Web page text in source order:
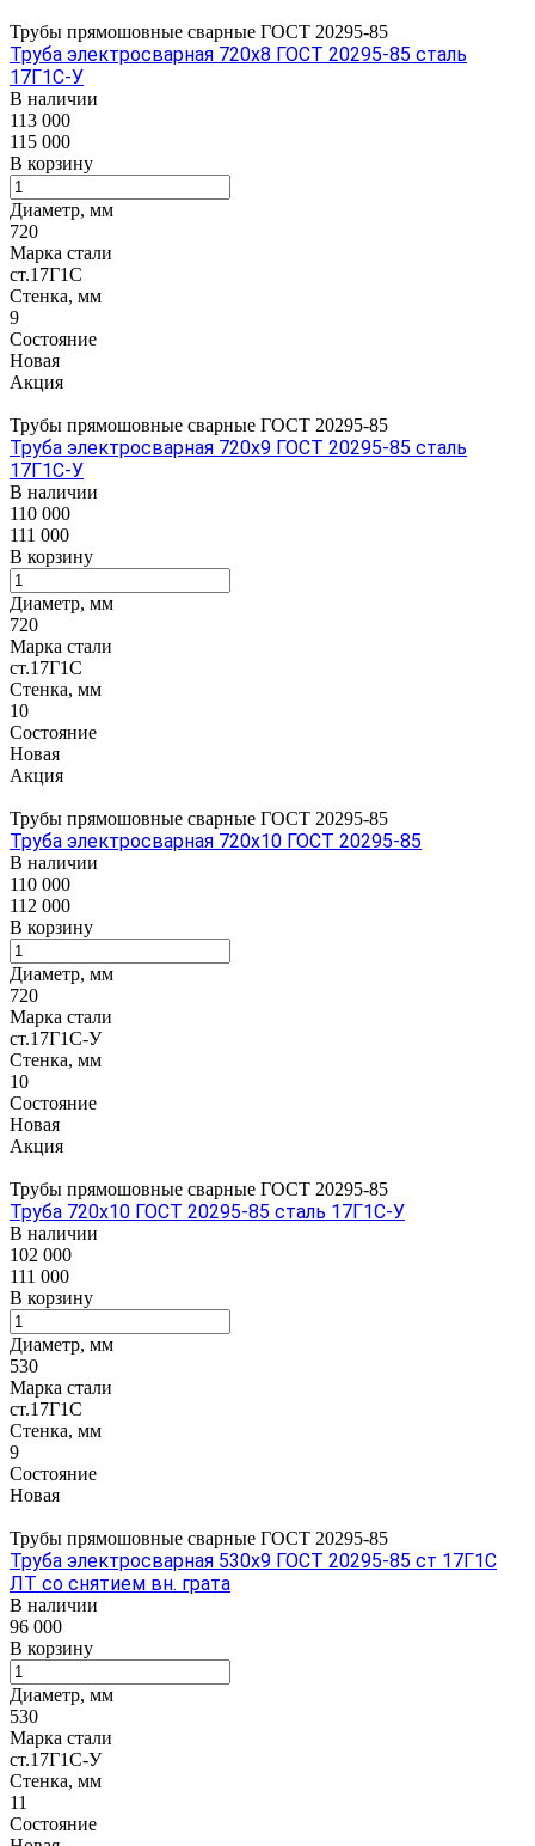
Трубы прямошовные сварные ГОСТ 20295-85
Труба электросварная 720х8 ГОСТ 20295-85 сталь
17Г1С-У
В наличии
113 000
115 000
В корзину
Диаметр, мм
720
Марка стали
ст.17Г1С
Стенка, мм
9
Состояние
Новая
Акция
Трубы прямошовные сварные ГОСТ 20295-85
Труба электросварная 720х9 ГОСТ 20295-85 сталь
17Г1С-У
В наличии
110 000
111 000
В корзину
Диаметр, мм
720
Марка стали
ст.17Г1С
Стенка, мм
10
Состояние
Новая
Акция
Трубы прямошовные сварные ГОСТ 20295-85
Труба электросварная 720х10 ГОСТ 20295-85
В наличии
110 000
112 000
В корзину
Диаметр, мм
720
Марка стали
ст.17Г1С-У
Стенка, мм
10
Состояние
Новая
Акция
Трубы прямошовные сварные ГОСТ 20295-85
Труба 720х10 ГОСТ 20295-85 сталь 17Г1С-У
В наличии
102 000
111 000
В корзину
Диаметр, мм
530
Марка стали
ст.17Г1С
Стенка, мм
9
Состояние
Новая
Трубы прямошовные сварные ГОСТ 20295-85
Труба электросварная 530х9 ГОСТ 20295-85 ст 17Г1С
ЛТ со снятием вн. грата
В наличии
96 000
В корзину
Диаметр, мм
530
Марка стали
ст.17Г1С-У
Стенка, мм
11
Состояние